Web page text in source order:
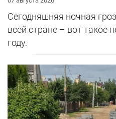
Сегодняшняя ночная
всей стране – вот такое
году.